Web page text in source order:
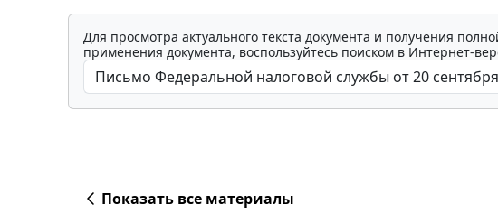
Для просмотра актуального текста документа и получения
применения документа, воспользуйтесь поиском в Интернет-
Показать все материалы